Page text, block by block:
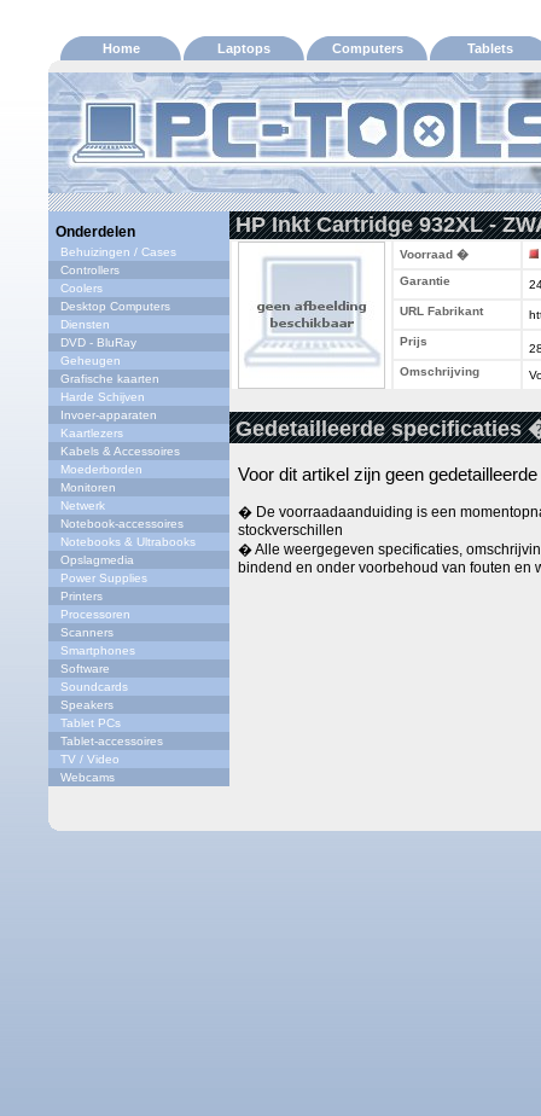
Home Laptops Computers Tablets
Onderdelen
Behuizingen / Cases
Controllers
Coolers
Desktop Computers
Diensten
DVD - BluRay
Geheugen
Grafische kaarten
Harde Schijven
Invoer-apparaten
Kaartlezers
Kabels & Accessoires
Moederborden
Monitoren
Netwerk
Notebook-accessoires
Notebooks & Ultrabooks
Opslagmedia
Power Supplies
Printers
Processoren
Scanners
Smartphones
Software
Soundcards
Speakers
Tablet PCs
Tablet-accessoires
TV / Video
Webcams
HP Inkt Cartridge 932XL -
Voorraad �
Garantie
URL Fabrikant
Prijs
Omschrijving
Gedetailleerde specificaties
Voor dit artikel zijn geen
� De voorraadaanduiding is een
stockverschillen
� Alle weergegeven specificaties,
bindend en onder voorbehoud van fouten en